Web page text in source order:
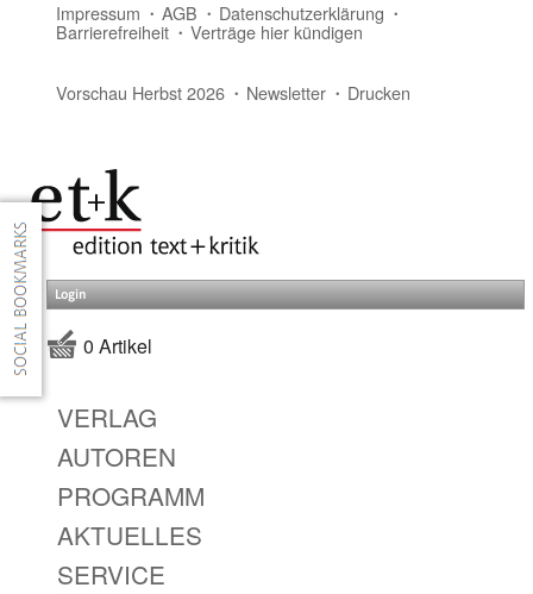
Impressum AGB Datenschutzerklärung
Barrierefreiheit Verträge hier kündigen
Vorschau Herbst 2026 Newsletter Drucken
Login
0 Artikel
VERLAG
AUTOREN
PROGRAMM
AKTUELLES
SERVICE